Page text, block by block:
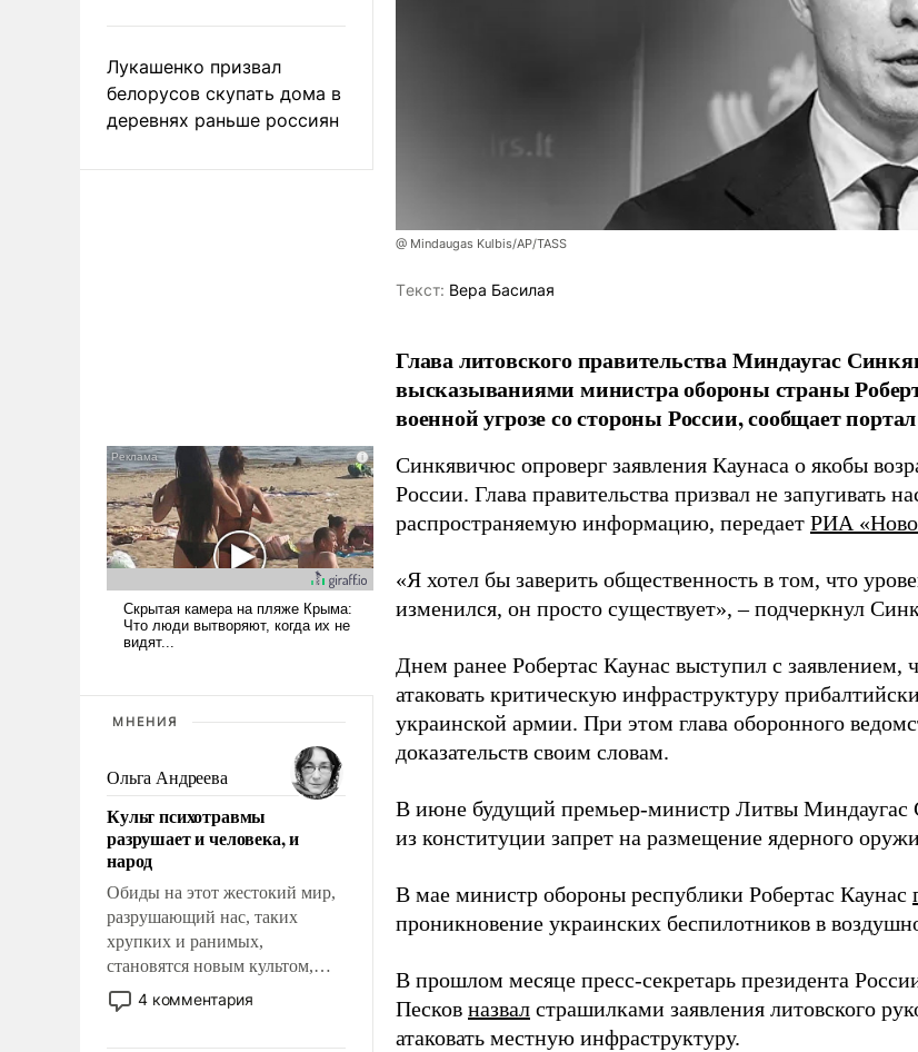
Лукашенко призвал
белорусов скупать дома в
деревнях раньше россиян
МНЕНИЯ
Ольга Андреева
Культ психотравмы
разрушает и человека, и
народ
Обиды на этот жестокий мир,
разрушающий нас, таких
хрупких и ранимых,
становятся новым культом,
постепенно вытесняя и
отменяя традиционное
4 комментария
@ Mindaugas Kulbis/AP/TASS
Tекст: Вера Басилая
Глава литовского правительства Миндаугас
высказываниями министра обороны страны
военной угрозе со стороны России, сообщает
Синкявичюс опроверг заявления Каунаса о якобы
России. Глава правительства призвал не запугивать
распространяемую информацию, передает РИА
«Я хотел бы заверить общественность в том, что
изменился, он просто существует», – подчеркнул
Днем ранее Робертас Каунас выступил с заявлением,
атаковать критическую инфраструктуру
украинской армии. При этом глава оборонного
доказательств своим словам.
В июне будущий премьер-министр Литвы Миндаугас
из конституции запрет на размещение ядерного
В мае министр обороны республики Робертас Каунас
проникновение украинских беспилотников в
В прошлом месяце пресс-секретарь президента
Песков назвал страшилками заявления литовского
атаковать местную инфраструктуру.